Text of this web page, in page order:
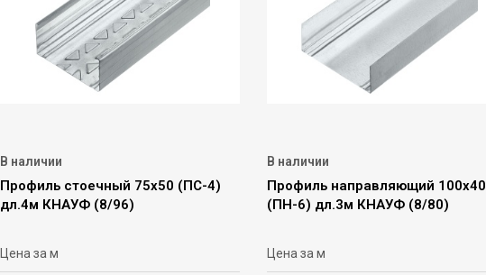
В наличии
Профиль стоечный 75х50 (ПС-4)
дл.4м КНАУФ (8/96)
Цена за м
В наличии
Профиль направляющий 100х40
(ПН-6) дл.3м КНАУФ (8/80)
Цена за м